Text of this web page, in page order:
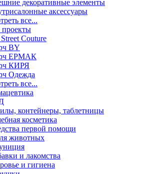
декоративные элементы
аксессуары
все...
проекты
Couture
BY
ЕРМАК
КИРЯ
Одежда
все...
контейнеры, таблетницы
косметика
первой помощи
животных
и лакомства
и гигиена